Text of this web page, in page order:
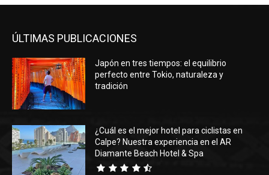
ÚLTIMAS PUBLICACIONES
Japón en tres tiempos: el equilibrio
perfecto entre Tokio, naturaleza y
tradición
¿Cuál es el mejor hotel para ciclistas en
Calpe? Nuestra experiencia en el AR
Diamante Beach Hotel & Spa